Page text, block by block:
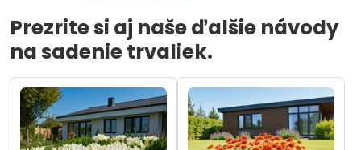
Prezrite si aj naše ďalšie návody
na sadenie trvaliek.